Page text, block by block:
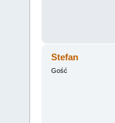
Stefan
Gość